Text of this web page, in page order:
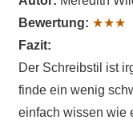
Bewertung: ★★★
Fazit:
Der Schreibstil ist
finde ein wenig
einfach wissen wie